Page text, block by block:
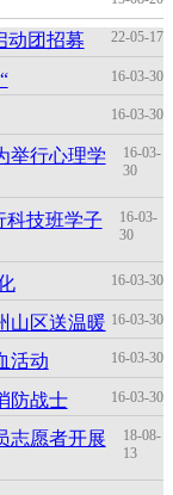
动团招募 22-05-17
16-03-30
16-03-30
举行心理学
16-03-
30
科技班学子
16-03-
30
16-03-30
山区送温暖 16-03-30
活动 16-03-30
防战士 16-03-30
志愿者开展
18-08-
13